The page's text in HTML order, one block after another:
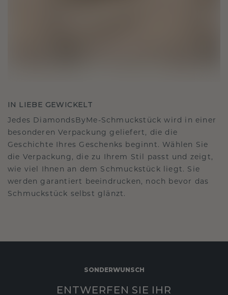
IN LIEBE GEWICKELT
Jedes DiamondsByMe-Schmuckstück wird in einer
besonderen Verpackung geliefert, die die
Geschichte Ihres Geschenks beginnt. Wählen Sie
die Verpackung, die zu Ihrem Stil passt und zeigt,
wie viel Ihnen an dem Schmuckstück liegt. Sie
werden garantiert beeindrucken, noch bevor das
Schmuckstück selbst glänzt.
SONDERWUNSCH
ENTWERFEN SIE IHR